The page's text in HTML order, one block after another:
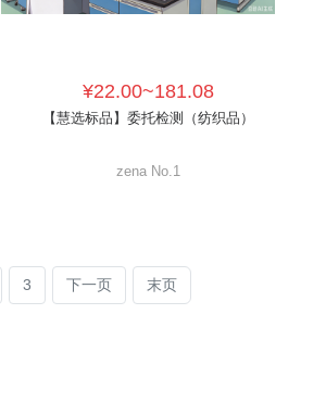
¥22.00~181.08
【慧选标品】委托检测（纺织品）
zena No.1
3 下一页 末页